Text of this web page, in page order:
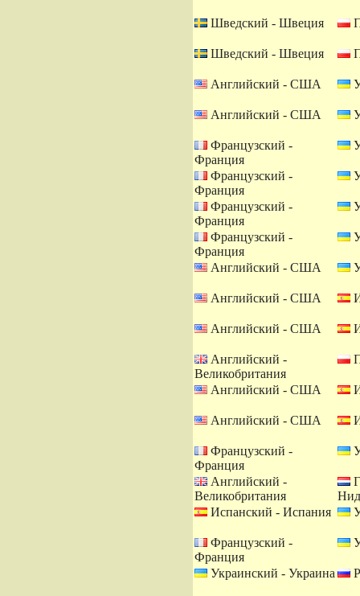
Шведский - Швеция
Шведский - Швеция
Английский - США
Английский - США
Французский -
Франция
Французский -
Франция
Французский -
Франция
Французский -
Франция
Английский - США
Английский - США
Английский - США
Английский -
Великобритания
Английский - США
Английский - США
Французский -
Франция
Английский -
Великобритания
Испанский - Испания
Французский -
Франция
Украинский - Украина